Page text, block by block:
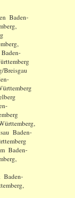
Baden-
Breisgau
Baden-
Baden-
Baden-